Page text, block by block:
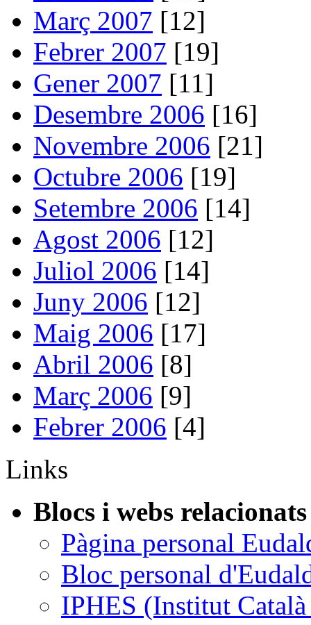
Març 2007 [12]
Febrer 2007 [19]
Gener 2007 [11]
Desembre 2006 [16]
Novembre 2006 [21]
Octubre 2006 [19]
Setembre 2006 [14]
Agost 2006 [12]
Juliol 2006 [14]
Juny 2006 [12]
Maig 2006 [17]
Abril 2006 [8]
Març 2006 [9]
Febrer 2006 [4]
Links
Blocs i webs relacionats
Pàgina personal
Bloc personal
IPHES (Institut